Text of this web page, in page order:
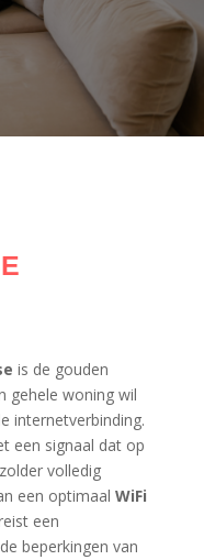
is de gouden
gehele woning wil
internetverbinding.
een signaal dat op
volledig
een optimaal WiFi
een
beperkingen van